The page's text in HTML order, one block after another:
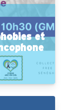
et